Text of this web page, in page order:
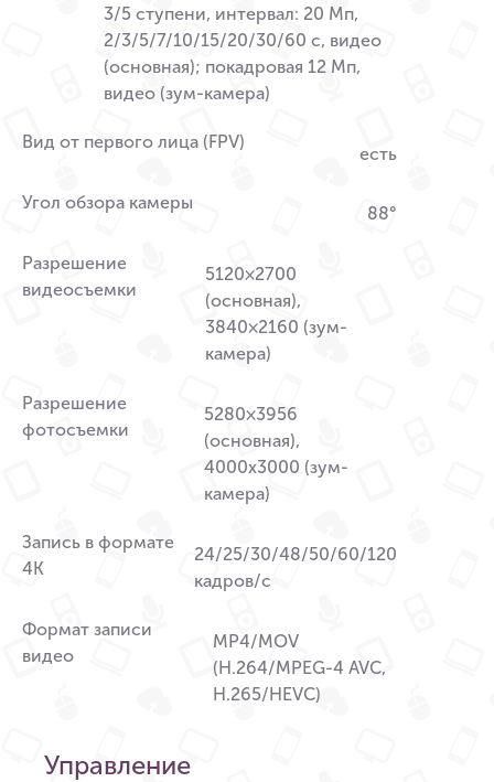
3/5 ступени, интервал: 20 Мп,
2/3/5/7/10/15/20/30/60 с, видео
(основная); покадровая 12 Мп,
видео (зум-камера)
Вид от первого лица (FPV)
есть
Угол обзора камеры
88°
Разрешение
видеосъемки
5120×2700
(основная),
3840×2160 (зум-
камера)
Разрешение
фотосъемки
5280×3956
(основная),
4000х3000 (зум-
камера)
Запись в формате
4K
24/25/30/48/50/60/120
кадров/с
Формат записи
видео
MP4/MOV
(H.264/MPEG-4 AVC,
H.265/HEVC)
Управление